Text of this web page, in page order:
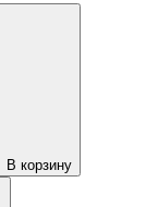
В корзину